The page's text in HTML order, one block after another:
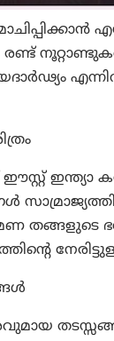
രണ്ട്
ഈസ്റ്റ് ഇന്ത്യാ